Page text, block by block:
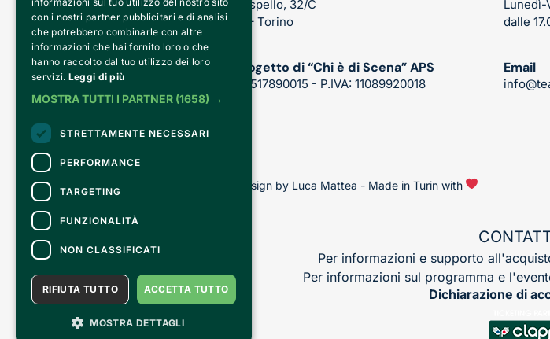
Via Sospello, 32/C
10147 – Torino
Un progetto di “Chi è di Scena” APS
CF: 92517890015 - P.IVA: 11089920018
Lunedì-
dalle
Email
Copyright © 2026 - All rights reserved - Design by Luca Mattea - Made in Turin with
Per informazioni e supporto
Per informazioni sul programma e
Dichiarazione di
con i nostri partner pubblicitari e di analisi
che potrebbero combinarle con altre
informazioni che hai fornito loro o che
hanno raccolto dal tuo utilizzo dei loro
servizi. Leggi di più
MOSTRA TUTTI I PARTNER (1658) →
STRETTAMENTE NECESSARI
PERFORMANCE
TARGETING
FUNZIONALITÀ
NON CLASSIFICATI
ACCETTA TUTTO
RIFIUTA TUTTO
MOSTRA DETTAGLI